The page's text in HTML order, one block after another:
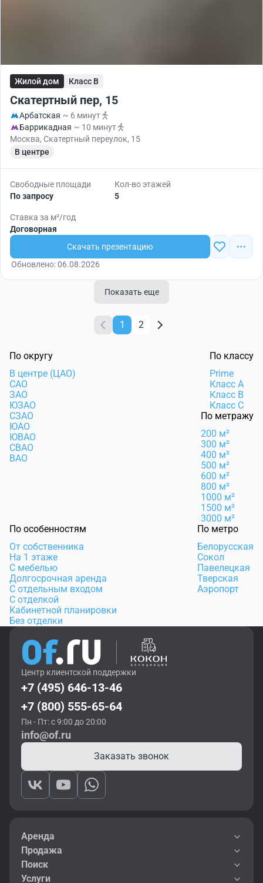
Жилой дом Класс B
Скатертный пер, 15
Арбатская ~ 6 минут
Баррикадная ~ 10 минут
Москва, Скатертный переулок, 15
В центре
Свободные площади
По запросу
Кол-во этажей
5
Ставка за м²/год
Договорная
Скачать презентацию
Обновлено: 06.08.2026
Показать еще
1 2
По округу
В центре (ЦАО)
САО
ЗАО
ЮЗАО
СЗАО
ЮАО
ЮВАО
СВАО
ВАО
По классу
Prime
Класс А
Класс B
Класс C
По метражу
200 м²
300 м²
400 м²
500 м²
600 м²
800 м²
1000 м²
1500 м²
3000 м²
По особенностям
От собственника
На 1 этаже
С мебелью
Долгосрочная аренда
С отдельным входом
С отделкой
Кабинетной планировки
Без отделки
По метро
Белорусская
Сокол
Павелецкая
Тверская
Аэропорт
Центр клиентской поддержки
+7 (495) 646-13-46
+7 (800) 555-65-64
Пн - Пт: с 9:00 до 20:00
info@of.ru
Заказать звонок
Аренда
Продажа
Поиск
Услуги